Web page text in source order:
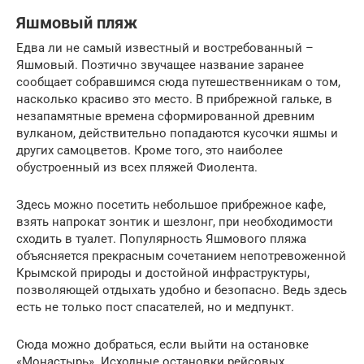
Яшмовый пляж
Едва ли не самый известный и востребованный –
Яшмовый. Поэтично звучащее название заранее
сообщает собравшимся сюда путешественникам о том,
насколько красиво это место. В прибрежной гальке, в
незапамятные времена сформированной древним
вулканом, действительно попадаются кусочки яшмы и
других самоцветов. Кроме того, это наиболее
обустроенный из всех пляжей Фиолента.
Здесь можно посетить небольшое прибрежное кафе,
взять напрокат зонтик и шезлонг, при необходимости
сходить в туалет. Популярность Яшмового пляжа
объясняется прекрасным сочетанием непотревоженной
Крымской природы и достойной инфраструктуры,
позволяющей отдыхать удобно и безопасно. Ведь здесь
есть не только пост спасателей, но и медпункт.
Сюда можно добраться, если выйти на остановке